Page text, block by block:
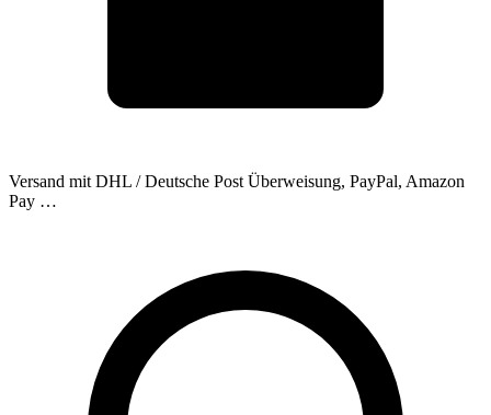
Versand mit DHL / Deutsche Post Überweisung, PayPal, Amazon
Pay …